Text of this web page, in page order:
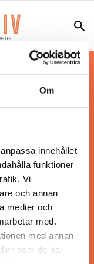
Om
innehållet
funktioner
Vi
och annan
medier och
med.
med annan
som de har
uppdaterade
affärsmagasin